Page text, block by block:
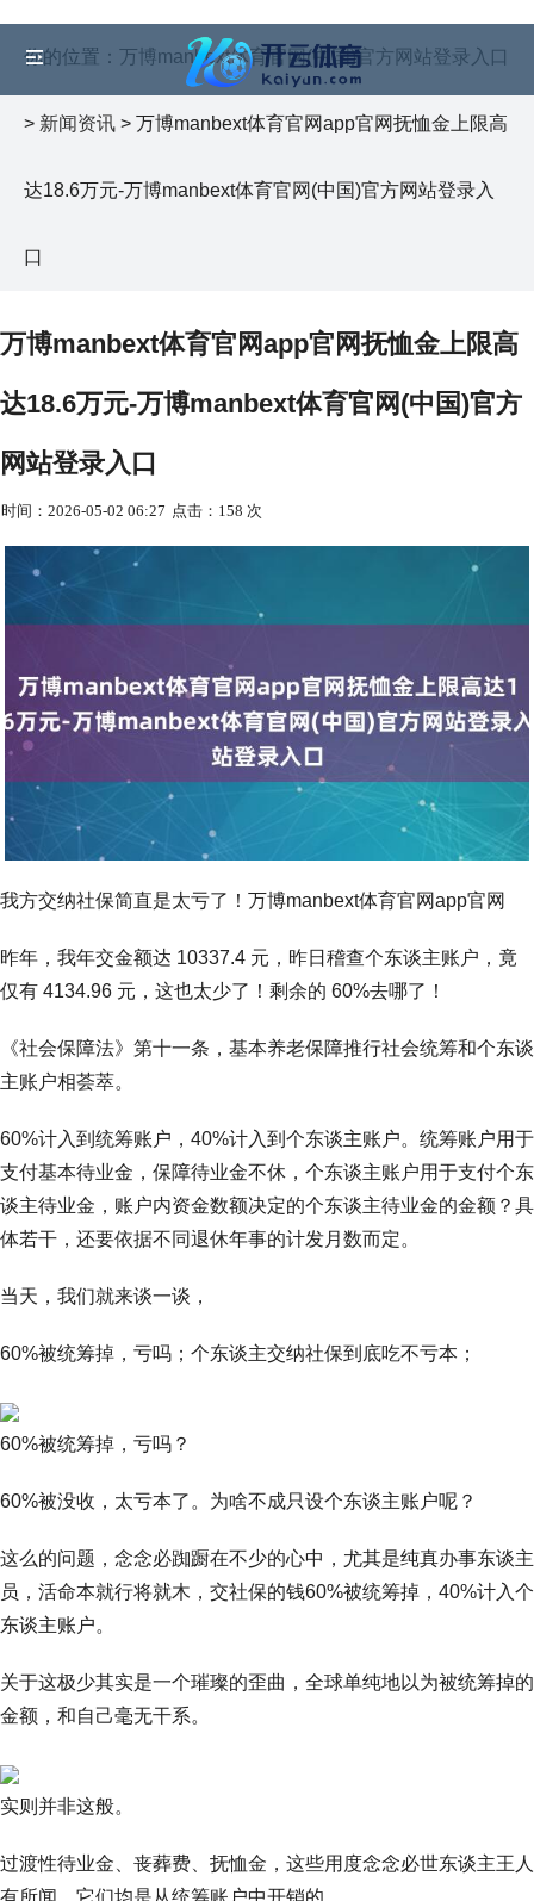
你的位置： 万博manbext体育官网(中国)官方网站登录入口
> 新闻资讯 > 万博manbext体育官网app官网抚恤金上限高
达18.6万元-万博manbext体育官网(中国)官方网站登录入
口
万博manbext体育官网app官网抚恤金上限高
达18.6万元-万博manbext体育官网(中国)官方
网站登录入口
时间：2026-05-02 06:27 点击：158 次
我方交纳社保简直是太亏了！万博manbext体育官网app官网
昨年，我年交金额达 10337.4 元，昨日稽查个东谈主账户，竟
仅有 4134.96 元，这也太少了！剩余的 60%去哪了！
《社会保障法》第十一条，基本养老保障推行社会统筹和个东谈
主账户相荟萃。
60%计入到统筹账户，40%计入到个东谈主账户。统筹账户用于
支付基本待业金，保障待业金不休，个东谈主账户用于支付个东
谈主待业金，账户内资金数额决定的个东谈主待业金的金额？具
体若干，还要依据不同退休年事的计发月数而定。
当天，我们就来谈一谈，
60%被统筹掉，亏吗；个东谈主交纳社保到底吃不亏本；
60%被统筹掉，亏吗？
60%被没收，太亏本了。为啥不成只设个东谈主账户呢？
这么的问题，念念必踟蹰在不少的心中，尤其是纯真办事东谈主
员，活命本就行将就木，交社保的钱60%被统筹掉，40%计入个
东谈主账户。
关于这极少其实是一个璀璨的歪曲，全球单纯地以为被统筹掉的
金额，和自己毫无干系。
实则并非这般。
过渡性待业金、丧葬费、抚恤金，这些用度念念必世东谈主王人